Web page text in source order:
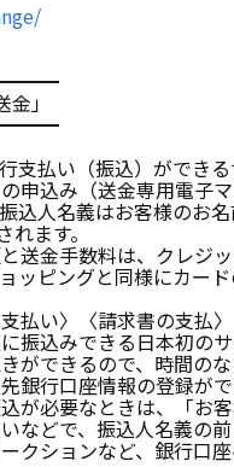
」
支払い（振込）ができる
申込み（送金専用電子
込人名義はお客様のお
ます。
送金手数料は、クレジ
ッピングと同様にカード
払い〉〈請求書の支
込みできる日本初のサ
できるので、時間のな
銀行口座情報の登録が
が必要なときは、「お
どで、振込人名義の
クションなど、銀行口